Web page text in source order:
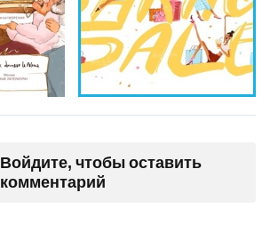
Войдите, чтобы оставить
комментарий